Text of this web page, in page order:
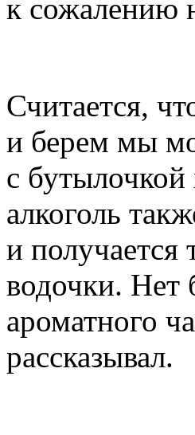
к сожалению
Считается,
и берем мы
с
алкоголь
и получается
водочки. Нет
ароматного
рассказывал.